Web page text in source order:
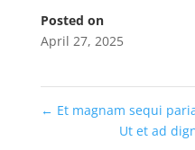
Posted on
April 27, 2025
← Et magnam sequi
Ut et ad